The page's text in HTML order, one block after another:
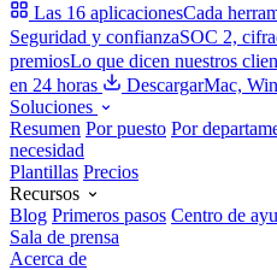
Las 16 aplicacionesCada
Seguridad y confianzaSOC 2,
premiosLo que dicen nuestros
en 24 horas
DescargarMac,
Soluciones
Resumen Por puesto Por
necesidad
Plantillas Precios
Recursos
Blog Primeros pasos Centro de
Sala de prensa
Acerca de